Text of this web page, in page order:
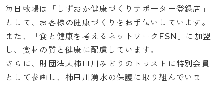
毎日牧場は「しずおか健康づくりサポーター登録店」
として、お客様の健康づくりをお手伝いしています。
また、「食と健康を考えるネットワークFSN」に加盟
し、食材の質と健康に配慮しています。
さらに、財団法人柿田川みどりのトラストに特別会員
として参画し、柿田川湧水の保護に取り組んでいま